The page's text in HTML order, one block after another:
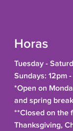
Horas
Tuesday -
Sundays: 12pm
*Open on
and spring break
**Closed on the
Thanksgiving,